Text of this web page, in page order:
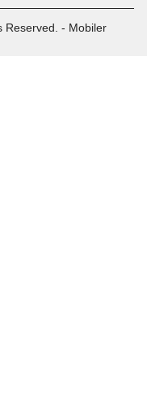
Reserved. - Mobiler